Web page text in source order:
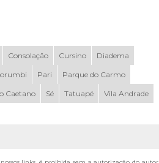
Consolação Cursino Diadema
Pari Parque do Carmo
Caetano Sé Tatuapé Vila Andrade